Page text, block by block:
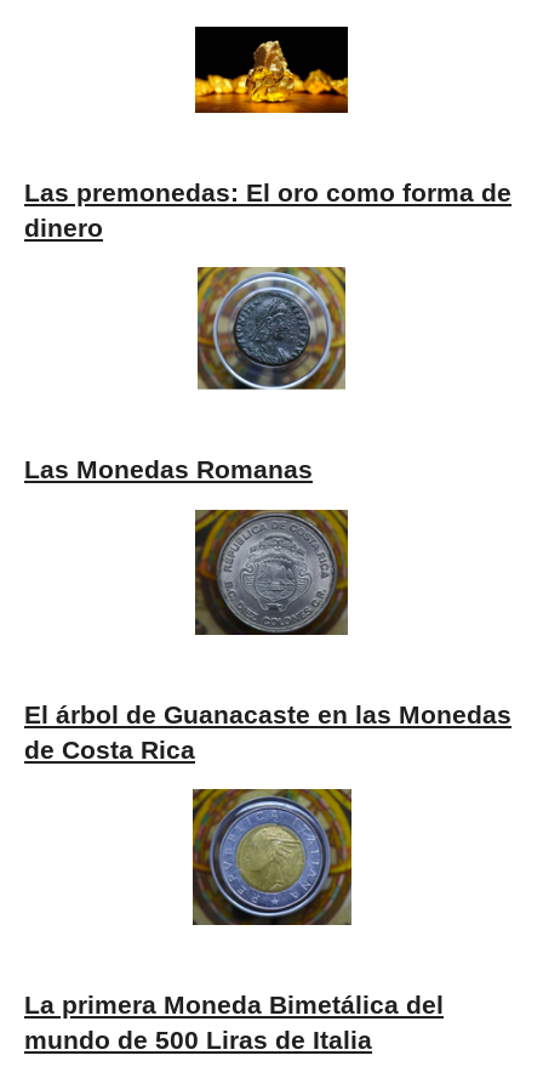
Las premonedas: El oro como forma de
dinero
Las Monedas Romanas
El árbol de Guanacaste en las Monedas
de Costa Rica
La primera Moneda Bimetálica del
mundo de 500 Liras de Italia